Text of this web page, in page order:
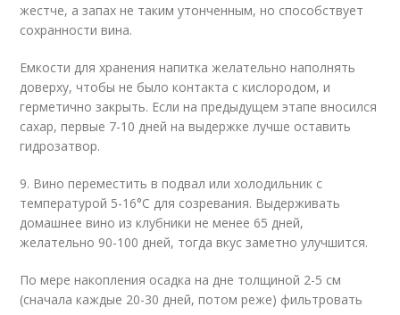
жестче, а запах не таким утонченным, но способствует
сохранности вина.
Емкости для хранения напитка желательно наполнять
доверху, чтобы не было контакта с кислородом, и
герметично закрыть. Если на предыдущем этапе вносился
сахар, первые 7-10 дней на выдержке лучше оставить
гидрозатвор.
9. Вино переместить в подвал или холодильник с
температурой 5-16°C для созревания. Выдерживать
домашнее вино из клубники не менее 65 дней,
желательно 90-100 дней, тогда вкус заметно улучшится.
По мере накопления осадка на дне толщиной 2-5 см
(сначала каждые 20-30 дней, потом реже) фильтровать